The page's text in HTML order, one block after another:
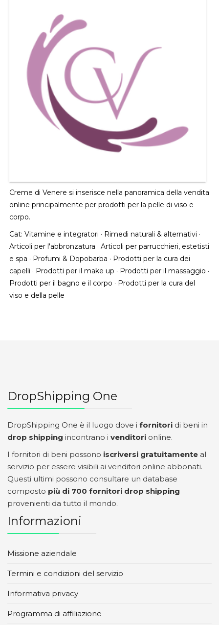
Creme di Venere si inserisce nella panoramica della vendita
online principalmente per prodotti per la pelle di viso e
corpo.
Cat: Vitamine e integratori · Rimedi naturali & alternativi ·
Articoli per l'abbronzatura · Articoli per parrucchieri, estetisti
e spa · Profumi & Dopobarba · Prodotti per la cura dei
capelli · Prodotti per il make up · Prodotti per il massaggio ·
Prodotti per il bagno e il corpo · Prodotti per la cura del
viso e della pelle
DropShipping One
DropShipping One è il luogo dove i fornitori di beni in
drop shipping incontrano i venditori online.
I fornitori di beni possono iscriversi gratuitamente al
servizio per essere visibili ai venditori online abbonati.
Questi ultimi possono consultare un database
composto più di 700 fornitori drop shipping
provenienti da tutto il mondo.
Informazioni
Missione aziendale
Termini e condizioni del servizio
Informativa privacy
Programma di affiliazione